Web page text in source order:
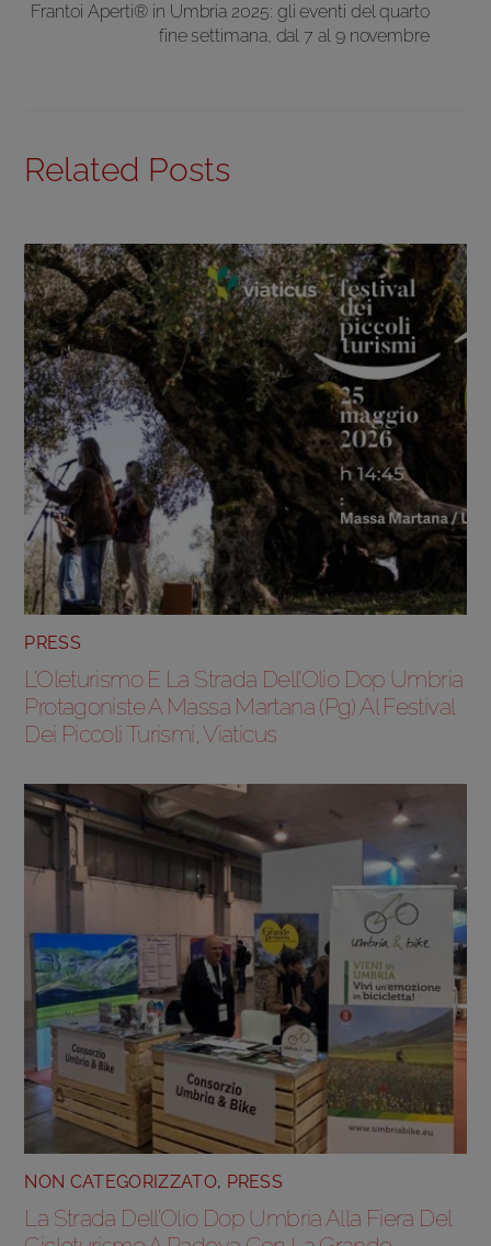
Frantoi Aperti® in Umbria 2025: gli eventi del quarto
fine settimana, dal 7 al 9 novembre
Related Posts
PRESS
L’Oleturismo E La Strada Dell’Olio Dop Umbria
Protagoniste A Massa Martana (Pg) Al Festival
Dei Piccoli Turismi, Viaticus
NON CATEGORIZZATO, PRESS
La Strada Dell’Olio Dop Umbria Alla Fiera Del